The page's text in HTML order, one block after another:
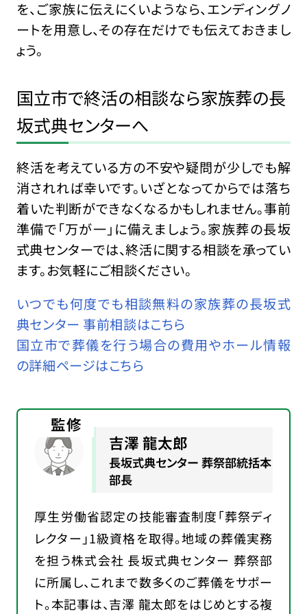
を、ご家族に伝えにくいようなら、エンディングノ
ートを用意し、その存在だけでも伝えておきまし
ょう。
国立市で終活の相談なら家族葬の長
坂式典センターへ
終活を考えている方の不安や疑問が少しでも解
消されれば幸いです。いざとなってからでは落ち
着いた判断ができなくなるかもしれません。事前
準備で「万が一」に備えましょう。家族葬の長坂
式典センターでは、終活に関する相談を承ってい
ます。お気軽にご相談ください。
いつでも何度でも相談無料の家族葬の長坂式
典センター 事前相談はこちら
国立市で葬儀を行う場合の費用やホール情報
の詳細ページはこちら
監修
吉澤 龍太郎
長坂式典センター 葬祭部統括本
部長
厚生労働省認定の技能審査制度「葬祭ディ
レクター」1級資格を取得。地域の葬儀実務
を担う株式会社 長坂式典センター 葬祭部
に所属し、これまで数多くのご葬儀をサポー
ト。本記事は、吉澤 龍太郎をはじめとする複